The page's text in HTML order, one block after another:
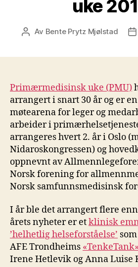
uke
Innleggsforfatter
Av Bente Prytz Mjølstad
Primærmedisinsk uke (PMU)
arrangert i snart 30 år og er
møtearena for leger og
arbeider i
arrangeres hvert 2. år i Oslo
Nidaroskongressen) og
oppnevnt av
Norsk forening for
Norsk samfunnsmedisinsk
I år ble det arrangert flere
årets nyheter er etklinisk
’helhetlig helseforståelse’
AFE Trondheims «TenkeTank»
Irene Hetlevik og Anna Luise